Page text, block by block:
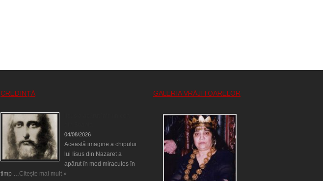
CREDINȚĂ
04/08/2026
Această imagine a chipului
lui Iisus din Nazaret a
apărut în mod miraculos în
timp …Citește mai mult »
GALERIA VRĂJITOARELOR